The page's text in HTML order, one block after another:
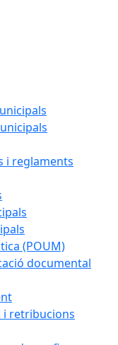
i reglaments
(POUM)
documental
i retribucions